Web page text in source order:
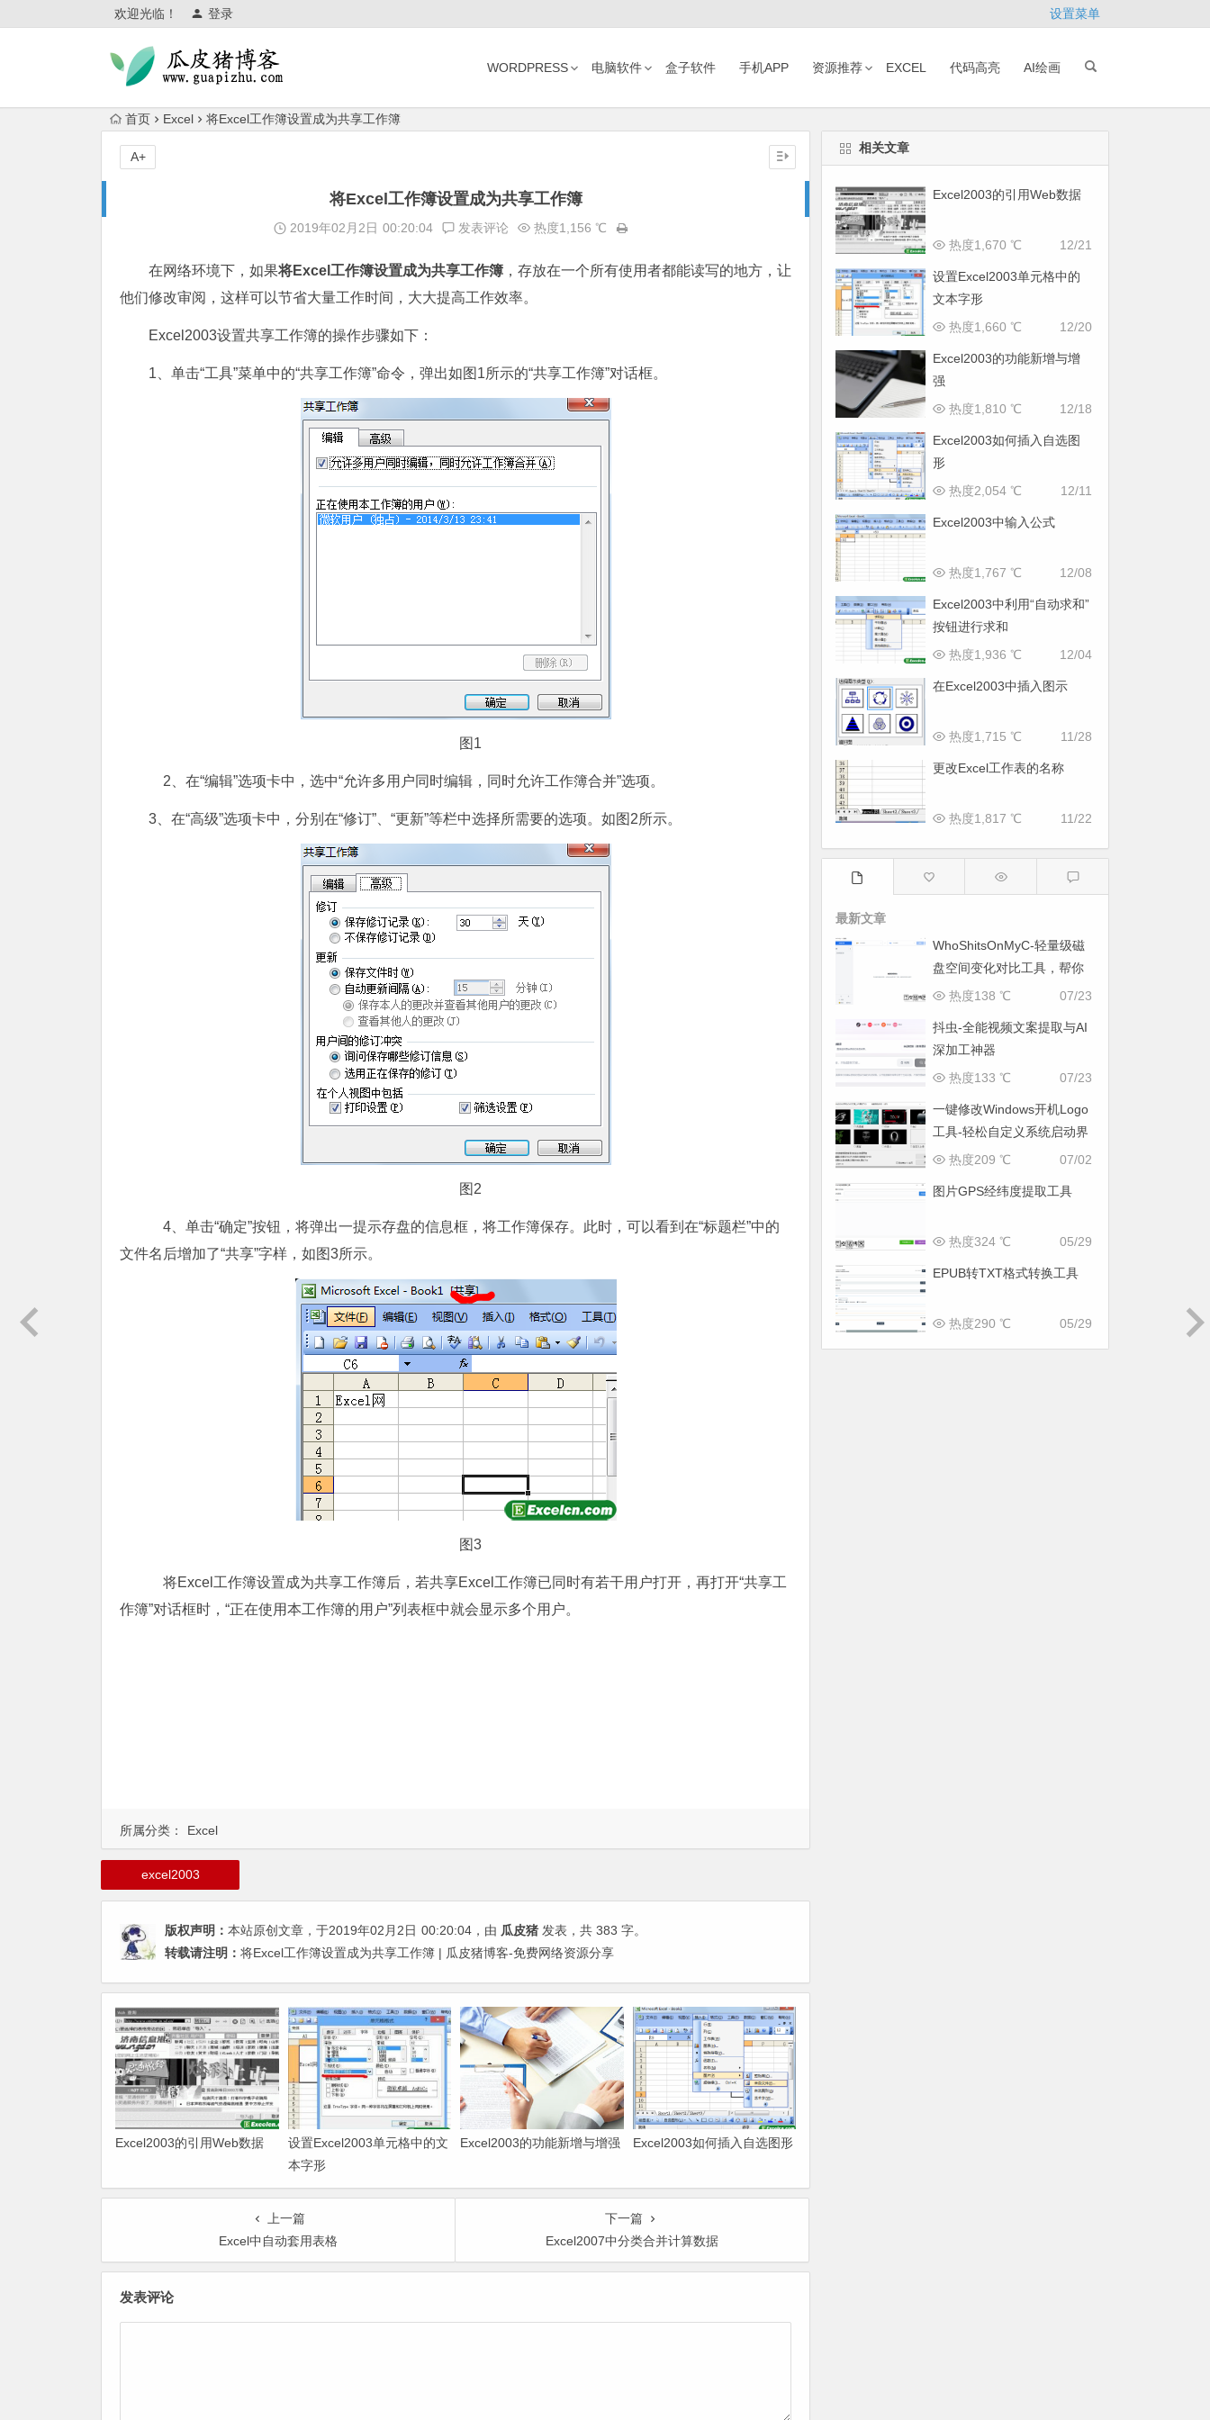
欢迎光临！ 登录 设置菜单
WORDPRESS 电脑软件 盒子软件 手机APP 资源推荐 EXCEL 代码高亮 AI绘画
首页 Excel 将Excel工作簿设置成为共享工作簿
将Excel工作簿设置成为共享工作簿
2019年02月2日 00:20:04 发表评论 热度1,156 ℃
在网络环境下，如果将Excel工作簿设置成为共享工作簿 ，存放在一个所有使用者都能读写的地方，让
他们修改审阅，这样可以节省大量工作时间，大大提高工作效率。
Excel2003设置共享工作簿的操作步骤如下：
1、单击“工具”菜单中的“共享工作簿”命令，弹出如图1所示的“共享工作簿”对话框。
图1
2、在“编辑”选项卡中，选中“允许多用户同时编辑，同时允许工作簿合并”选项。
3、在“高级”选项卡中，分别在“修订”、“更新”等栏中选择所需要的选项。如图2所示。
图2
4、单击“确定”按钮，将弹出一提示存盘的信息框，将工作簿保存。此时，可以看到在“标题栏”中的
文件名后增加了“共享”字样，如图3所示。
图3
将Excel工作簿设置成为共享工作簿后，若共享Excel工作簿已同时有若干用户打开，再打开“共享工
作簿”对话框时，“正在使用本工作簿的用户”列表框中就会显示多个用户。
A+
所属分类： Excel
excel2003
版权声明： 本站原创文章，于2019年02月2日 00:20:04 ，由 瓜皮猪 发表，共 383 字。
转载请注明： 将Excel工作簿设置成为共享工作簿 | 瓜皮猪博客-免费网络资源分享
Excel2003的引用Web数据
设置Excel2003单元格中的文
本字形
Excel2003的功能新增与增强 Excel2003如何插入自选图形
上一篇
Excel中自动套用表格
下一篇
Excel2007中分类合并计算数据
发表评论
相关文章
Excel2003的引用Web数据
12/21
热度1,670 ℃
设置Excel2003单元格中的
文本字形
12/20
热度1,660 ℃
Excel2003的功能新增与增
强
12/18
热度1,810 ℃
Excel2003如何插入自选图
形
12/11
热度2,054 ℃
Excel2003中输入公式
12/08
热度1,767 ℃
Excel2003中利用“自动求和”
按钮进行求和
12/04
热度1,936 ℃
在Excel2003中插入图示
11/28
热度1,715 ℃
更改Excel工作表的名称
11/22
热度1,817 ℃
最新文章
WhoShitsOnMyC-轻量级磁
盘空间变化对比工具，帮你
找出“吃掉”空间的罪魁祸首
07/23
热度138 ℃
抖虫-全能视频文案提取与AI
深加工神器
07/23
热度133 ℃
一键修改Windows开机Logo
工具-轻松自定义系统启动界
面
07/02
热度209 ℃
图片GPS经纬度提取工具
05/29
热度324 ℃
EPUB转TXT格式转换工具
05/29
热度290 ℃